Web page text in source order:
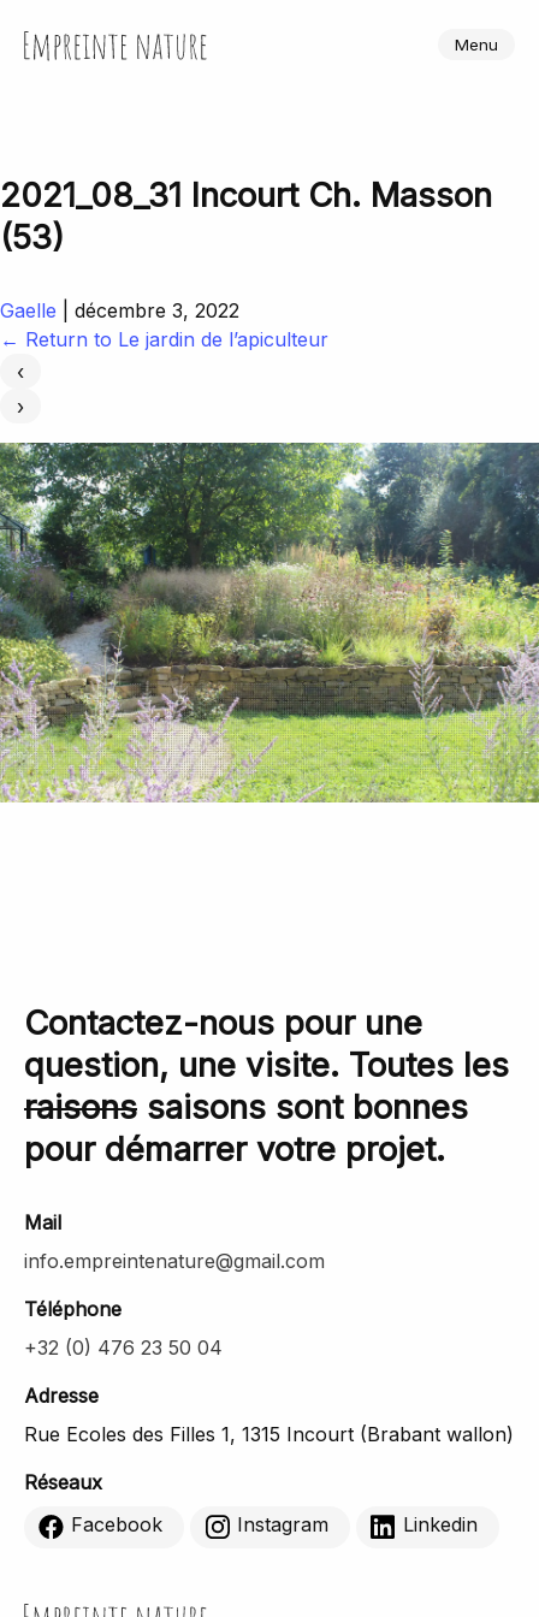
Empreinte Nature Menu
2021_08_31 Incourt Ch. Masson
(53)
Gaelle
décembre 3, 2022
← Return to Le jardin de l’apiculteur
‹
›
Contactez-nous pour une
question, une visite. Toutes les
raisons saisons sont bonnes
pour démarrer votre projet.
Mail
info.empreintenature@gmail.com
Téléphone
+32 (0) 476 23 50 04
Adresse
Rue Ecoles des Filles 1, 1315 Incourt (Brabant wallon)
Réseaux
Facebook
Instagram Linkedin